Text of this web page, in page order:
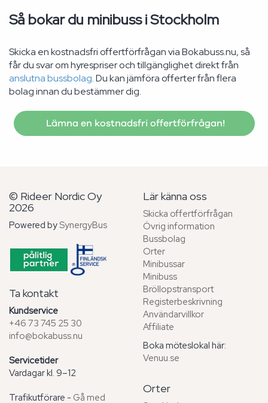
Så bokar du minibuss i Stockholm
Skicka en kostnadsfri offertförfrågan via Bokabuss.nu, så
får du svar om hyrespriser och tillgänglighet direkt från
anslutna bussbolag. Du kan jämföra offerter från flera
bolag innan du bestämmer dig.
Lämna en kostnadsfri offertförfrågan!
© Rideer Nordic Oy
2026
Powered by SynergyBus
Ta kontakt
Kundservice
+46 73 745 25 30
info@bokabuss.nu
Servicetider
Vardagar kl. 9–12
Trafikutförare - Gå med
Lär känna oss
Skicka offertförfrågan
Övrig information
Bussbolag
Orter
Minibussar
Minibuss
Bröllopstransport
Registerbeskrivning
Användarvillkor
Affiliate
Boka möteslokal här:
Venuu.se
Orter